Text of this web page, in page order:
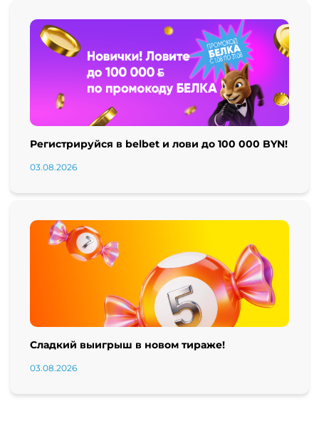
Регистрируйся в belbet и лови до 100 000 BYN!
03.08.2026
Сладкий выигрыш в новом тираже!
03.08.2026